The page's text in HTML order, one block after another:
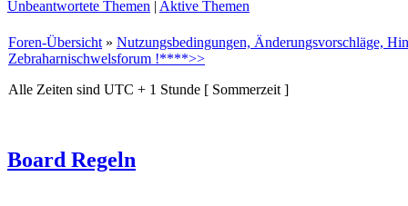
Unbeantwortete Themen | Aktive Themen
Foren-Übersicht » Nutzungsbedingungen, Änderungsvorschläge,
Zebraharnischwelsforum !****>>
Alle Zeiten sind UTC + 1 Stunde [ Sommerzeit ]
Board Regeln